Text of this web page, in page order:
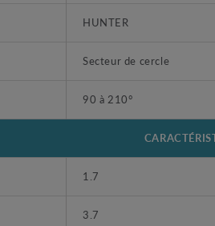
HUNTER
Secteur de cercle
90 à 210°
1.7
3.7